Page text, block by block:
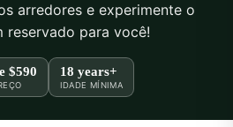
arredores e experimente o
reservado para você!
$590 18 years+
IDADE MÍNIMA